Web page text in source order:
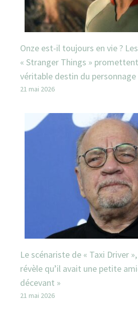
Onze est-il toujours en vie ?
« Stranger Things »
véritable destin du personnage
21 mai 2026
Le scénariste de « Taxi Driver
révèle qu’il avait une petite
décevant »
21 mai 2026